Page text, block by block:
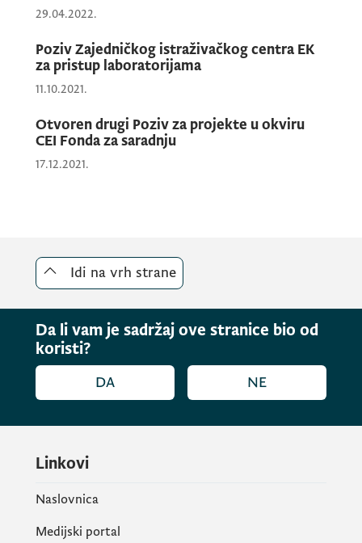
29.04.2022.
Poziv Zajedničkog istraživačkog centra EK
za pristup laboratorijama
11.10.2021.
Otvoren drugi Poziv za projekte u okviru
CEI Fonda za saradnju
17.12.2021.
Idi na vrh strane
Da li vam je sadržaj ove stranice bio od
koristi?
DA NE
Linkovi
Naslovnica
Medijski portal